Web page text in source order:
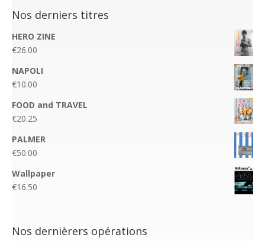
Nos derniers titres
HERO ZINE
€26.00
NAPOLI
€10.00
FOOD and TRAVEL
€20.25
PALMER
€50.00
Wallpaper
€16.50
Nos dernièrers opérations